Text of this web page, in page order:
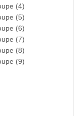
(4)
(5)
(6)
(7)
(8)
(9)